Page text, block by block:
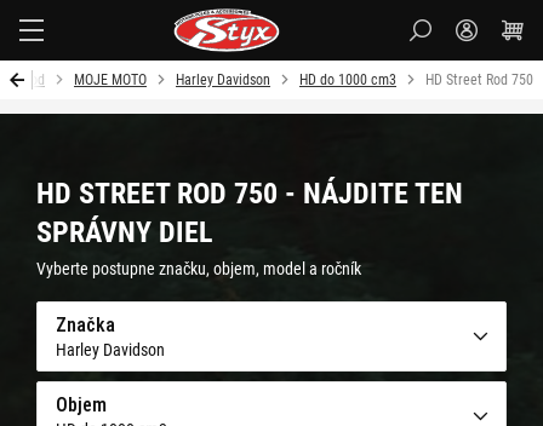
Úvod MOJE MOTO Harley Davidson HD do 1000 cm3 HD Street Rod 750
HD STREET ROD 750 - NÁJDITE TEN
SPRÁVNY DIEL
Vyberte postupne značku, objem, model a ročník
Značka
Harley Davidson
Objem